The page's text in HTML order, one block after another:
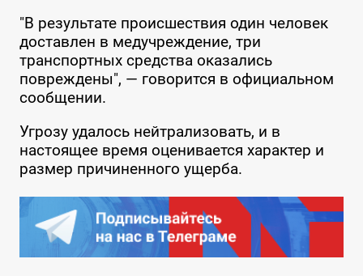
"В результате происшествия один человек
доставлен в медучреждение, три
транспортных средства оказались
повреждены", — говорится в официальном
сообщении.
Угрозу удалось нейтрализовать, и в
настоящее время оценивается характер и
размер причиненного ущерба.